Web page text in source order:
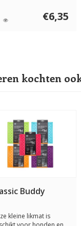
€6,35
kochten
Buddy
kleine likmat is